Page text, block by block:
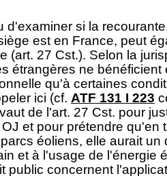
d'examiner si la
est en France, peut
(art. 27 Cst.). Selon la
étrangères ne bénéficient
qu'à certaines
ici (cf. ATF 131 I 223
de l'art. 27 Cst. pour
et pour prétendre qu'en
éoliens, elle aurait un
et à l'usage de l'énergie
public concernent